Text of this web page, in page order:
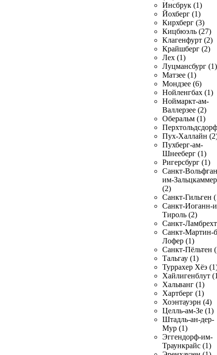
Инсбрук (1)
Йохберг (1)
Кирхберг (3)
Кицбюэль (27)
Клагенфурт (2)
Крайшберг (2)
Лех (1)
Луцмансбург (1)
Матзее (1)
Мондзее (6)
Нойленгбах (1)
Ноймаркт-ам-
Валлерзее (2)
Оберальм (1)
Пух-Халлайн
Пухберг-ам-
Шнееберг (1)
Ригерсбург (1)
Санкт-
им-
(2)
Санкт-Гильген
Санкт-Иоганн-
Тироль (2)
Санкт-
Санкт-Мартин-
Лофер (1)
Санкт-Пёльтен
Тальгау (1)
Туррахер Хёэ
Хайлигенблут
Хальванг (1)
Хартберг (1)
Хоэнтауэрн (4)
Целль-ам-Зе (1)
Штадль-ан-дер-
Мур (1)
Эггендорф-им-
Траункрайс (1)